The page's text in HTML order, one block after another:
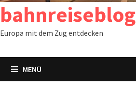
bahnreiseblog
Europa mit dem Zug entdecken
MENÜ